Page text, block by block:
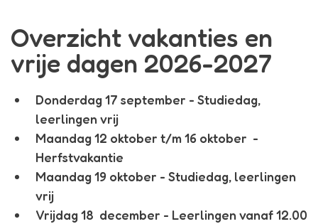
Overzicht vakanties en
vrije dagen 2026-2027
Donderdag 17 september - Studiedag,
leerlingen vrij
Maandag 12 oktober t/m 16 oktober -
Herfstvakantie
Maandag 19 oktober - Studiedag, leerlingen
vrij
Vrijdag 18 december - Leerlingen vanaf 12.00